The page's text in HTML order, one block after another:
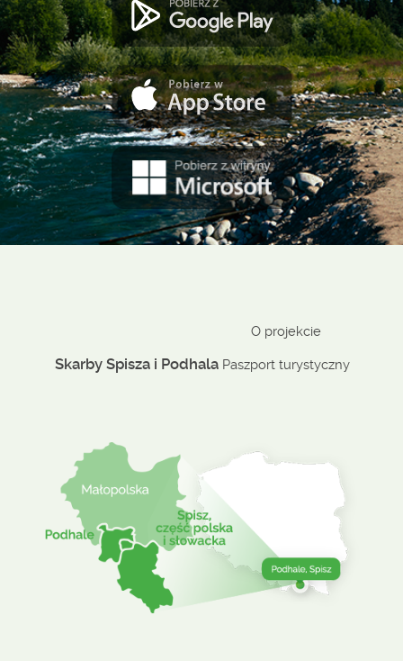
Skarby Spisza i Podhala
O projekcie
Paszport turystyczny